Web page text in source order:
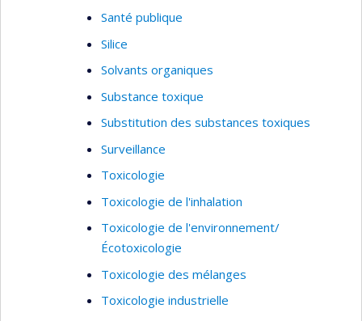
Santé publique
Silice
Solvants organiques
Substance toxique
Substitution des substances toxiques
Surveillance
Toxicologie
Toxicologie de l'inhalation
Toxicologie de l'environnement/
Écotoxicologie
Toxicologie des mélanges
Toxicologie industrielle